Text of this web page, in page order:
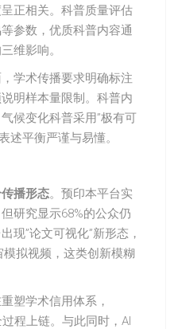
正相关。科普质量评估
参数，优质科普内容通
维影响。
学术传播要求明确标注
明样本量限制。科普内
候变化科普采用”极有可
述平衡严谨与易懂。
播形态。预印本平台实
研究显示68%的公众仍
现”论文可视化”新形态，
拟视频，这类创新模糊
塑学术信用体系，
程上链。与此同时，AI